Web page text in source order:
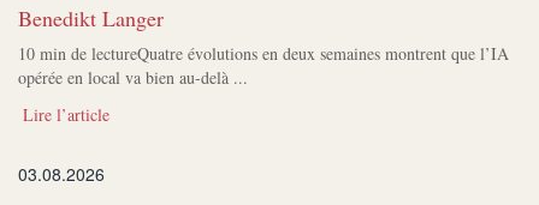
Benedikt Langer
10 min de lectureQuatre évolutions en deux semaines montrent que l’IA
opérée en local va bien au-delà ...
Lire l’article
03.08.2026